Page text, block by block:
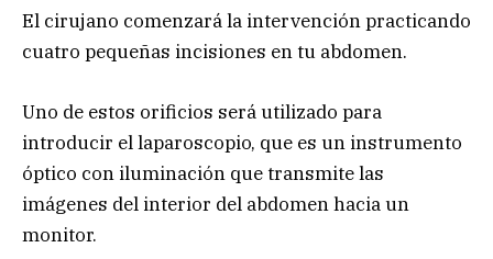
El cirujano comenzará la intervención practicando
cuatro pequeñas incisiones en tu abdomen.
Uno de estos orificios será utilizado para
introducir el laparoscopio, que es un instrumento
óptico con iluminación que transmite las
imágenes del interior del abdomen hacia un
monitor.